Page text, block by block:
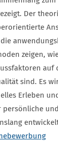
Der
zeigen,
auf
sind. Es
Erleben
persönliche